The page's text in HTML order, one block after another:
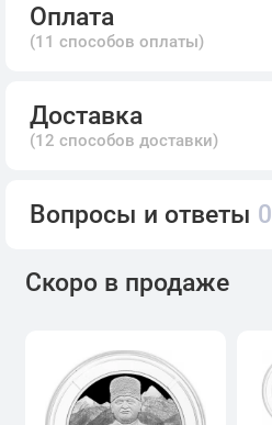
Оплата
(11 способов оплаты)
Доставка
(12 способов доставки)
Вопросы и ответы 0
Скоро в продаже